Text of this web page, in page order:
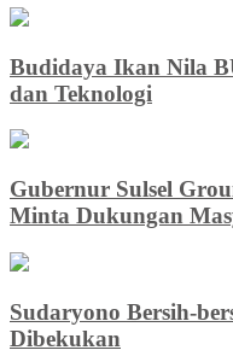
Budidaya Ikan Nila
dan Teknologi
Gubernur Sulsel
Minta Dukungan
Sudaryono Bersih-
Dibekukan